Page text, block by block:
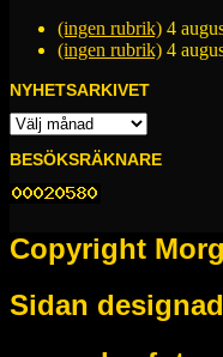
(ingen rubrik) 4
(ingen rubrik) 4
NYHETSARKIVET
NYHETSARKIVET
BESÖKSRÄKNARE
Copyright
Sidan